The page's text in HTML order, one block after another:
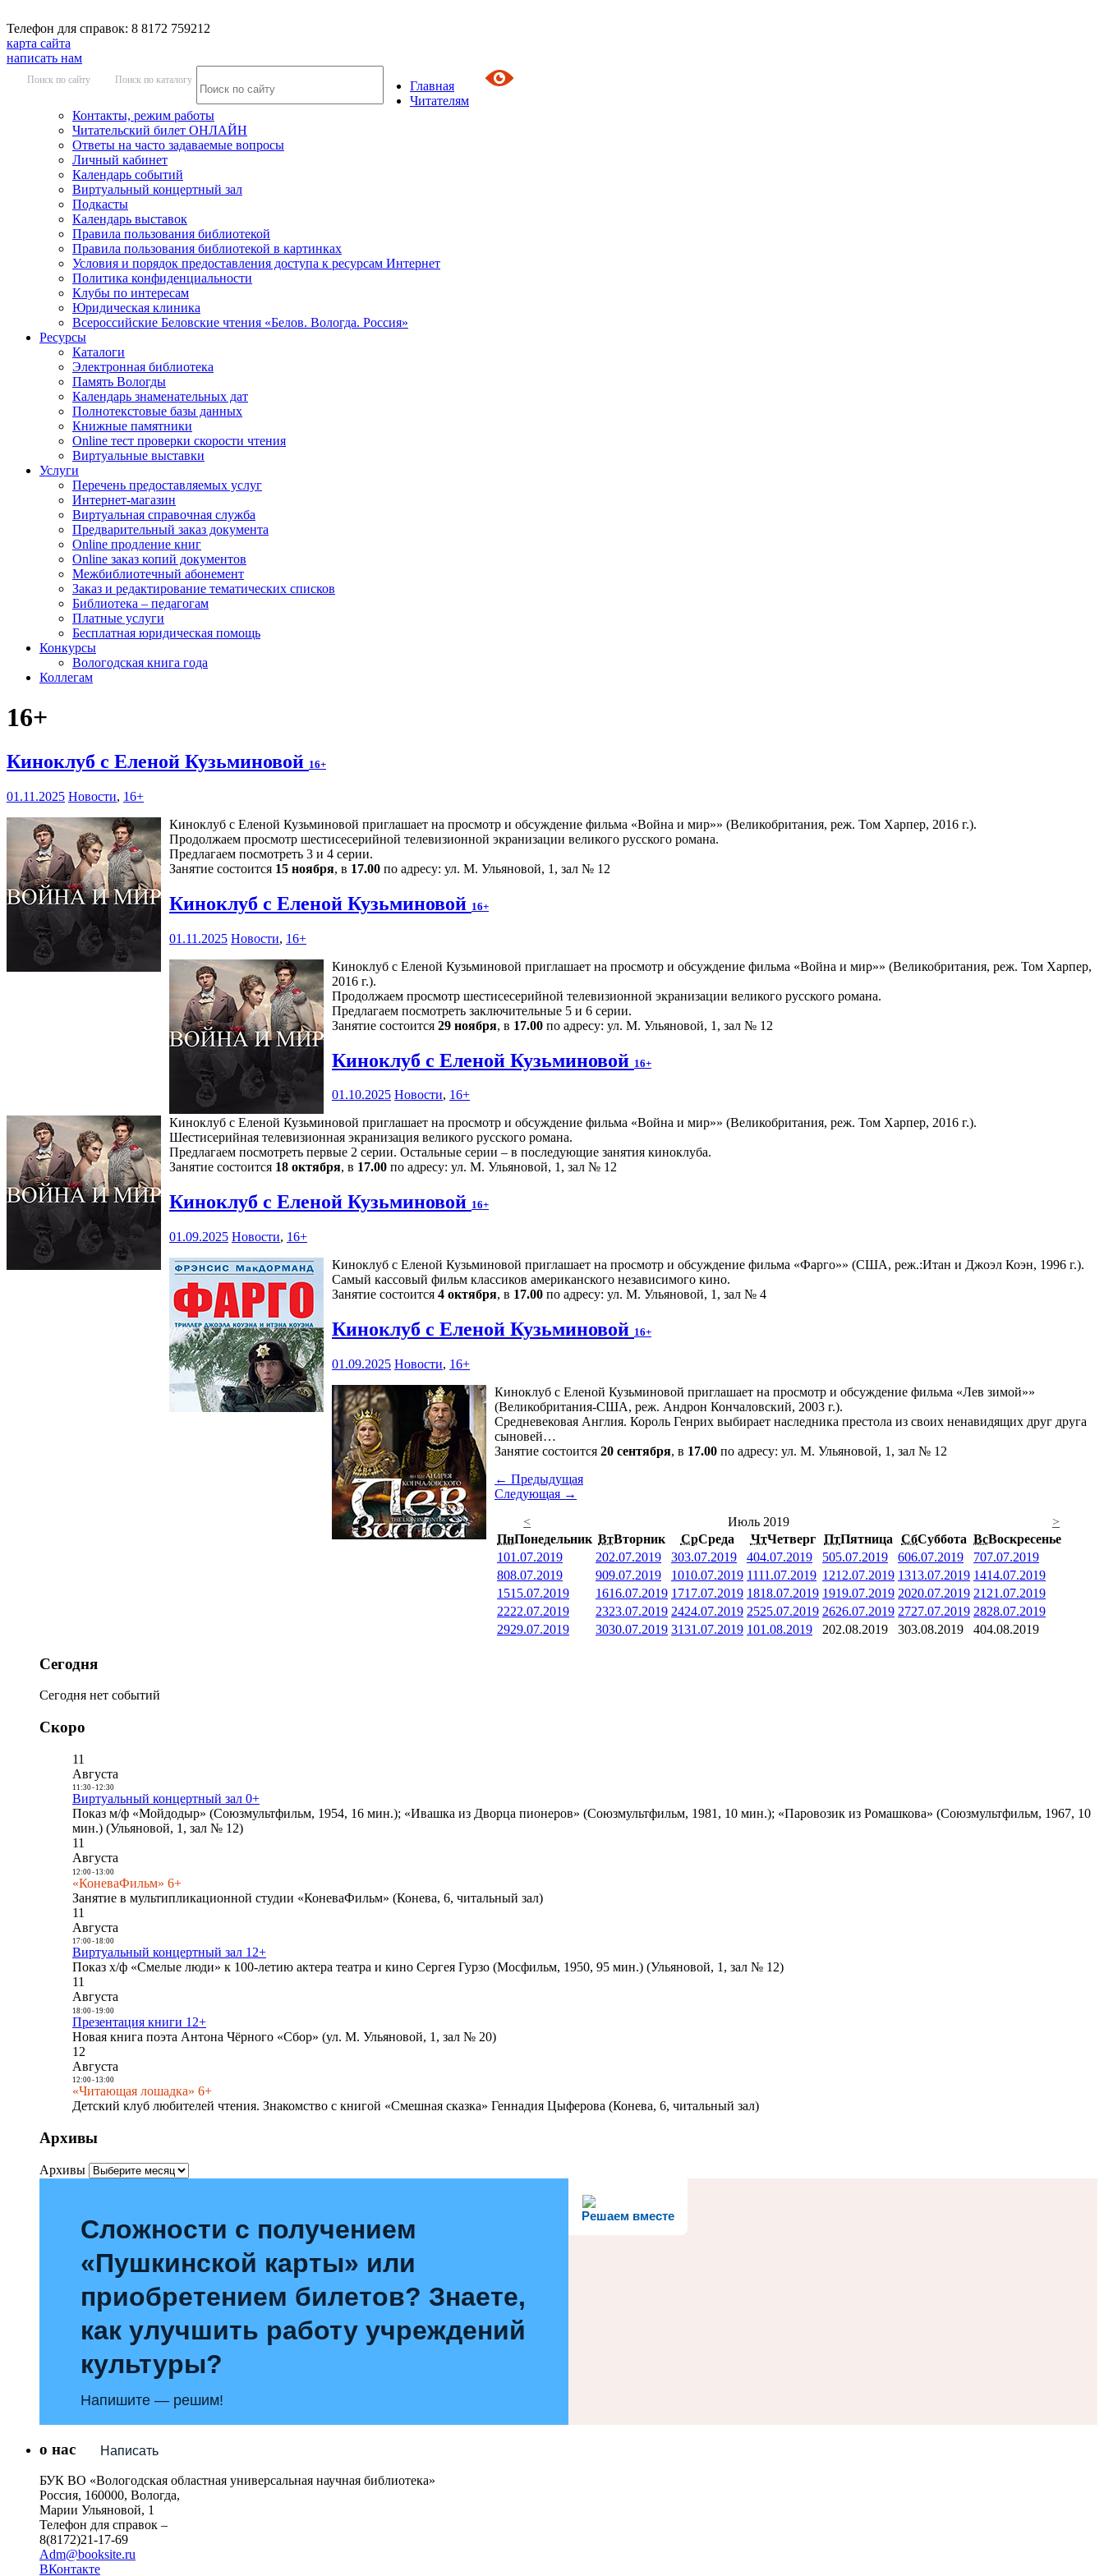
Телефон для справок: 8 8172 759212
карта сайта
написать нам
Поиск по сайту Поиск по каталогу
Главная
Читателям
Контакты, режим работы
Читательский билет ОНЛАЙН
Ответы на часто задаваемые вопросы
Личный кабинет
Календарь событий
Виртуальный концертный зал
Подкасты
Календарь выставок
Правила пользования библиотекой
Правила пользования библиотекой в картинках
Условия и порядок предоставления доступа к ресурсам Интернет
Политика конфиденциальности
Клубы по интересам
Юридическая клиника
Всероссийские Беловские чтения «Белов. Вологда. Россия»
Ресурсы
Каталоги
Электронная библиотека
Память Вологды
Календарь знаменательных дат
Полнотекстовые базы данных
Книжные памятники
Online тест проверки скорости чтения
Виртуальные выставки
Услуги
Перечень предоставляемых услуг
Интернет-магазин
Виртуальная справочная служба
Предварительный заказ документа
Online продление книг
Online заказ копий документов
Межбиблиотечный абонемент
Заказ и редактирование тематических списков
Библиотека – педагогам
Платные услуги
Бесплатная юридическая помощь
Конкурсы
Вологодская книга года
Коллегам
16+
Киноклуб с Еленой Кузьминовой 16+
01.11.2025 Новости, 16+
Киноклуб с Еленой Кузьминовой приглашает на просмотр и обсуждение фильма «Война и мир»» (Великобритания, реж. Том Харпер, 2016 г.).
Продолжаем просмотр шестисесерийной телевизионной экранизации великого русского романа.
Предлагаем посмотреть 3 и 4 серии.
Занятие состоится 15 ноября, в 17.00 по адресу: ул. М. Ульяновой, 1, зал № 12
Киноклуб с Еленой Кузьминовой 16+
01.11.2025 Новости, 16+
Киноклуб с Еленой Кузьминовой приглашает на просмотр и обсуждение фильма «Война и мир»» (Великобритания, реж. Том Харпер,
2016 г.).
Продолжаем просмотр шестисесерийной телевизионной экранизации великого русского романа.
Предлагаем посмотреть заключительные 5 и 6 серии.
Занятие состоится 29 ноября, в 17.00 по адресу: ул. М. Ульяновой, 1, зал № 12
Киноклуб с Еленой Кузьминовой 16+
01.10.2025 Новости, 16+
Киноклуб с Еленой Кузьминовой приглашает на просмотр и обсуждение фильма «Война и мир»» (Великобритания, реж. Том Харпер, 2016 г.).
Шестисерийная телевизионная экранизация великого русского романа.
Предлагаем посмотреть первые 2 серии. Остальные серии – в последующие занятия киноклуба.
Занятие состоится 18 октября, в 17.00 по адресу: ул. М. Ульяновой, 1, зал № 12
Киноклуб с Еленой Кузьминовой 16+
01.09.2025 Новости, 16+
Киноклуб с Еленой Кузьминовой приглашает на просмотр и обсуждение фильма «Фарго»» (США, реж.:Итан и Джоэл Коэн, 1996 г.).
Самый кассовый фильм классиков американского независимого кино.
Занятие состоится 4 октября, в 17.00 по адресу: ул. М. Ульяновой, 1, зал № 4
Киноклуб с Еленой Кузьминовой 16+
01.09.2025 Новости, 16+
Киноклуб с Еленой Кузьминовой приглашает на просмотр и обсуждение фильма «Лев зимой»»
(Великобритания-США, реж. Андрон Кончаловский, 2003 г.).
Средневековая Англия. Король Генрих выбирает наследника престола из своих ненавидящих друг друга
сыновей…
Занятие состоится 20 сентября, в 17.00 по адресу: ул. М. Ульяновой, 1, зал № 12
← Предыдущая
Следующая →
<
Июль 2019
>
ПнПонедельник ВтВторник СрСреда ЧтЧетверг ПтПятница СбСуббота ВсВоскресенье
101.07.2019 202.07.2019 303.07.2019 404.07.2019 505.07.2019 606.07.2019 707.07.2019
808.07.2019 909.07.2019 1010.07.2019 1111.07.2019 1212.07.2019 1313.07.2019 1414.07.2019
1515.07.2019 1616.07.2019 1717.07.2019 1818.07.2019 1919.07.2019 2020.07.2019 21 21.07.2019
2222.07.2019 2323.07.2019 2424.07.2019 2525.07.2019 2626.07.2019 2727.07.2019 2828.07.2019
2929.07.2019 3030.07.2019 3131.07.2019 101.08.2019 202.08.2019 303.08.2019 404.08.2019
Сегодня
Сегодня нет событий
Скоро
11
Августа
11:30- 12:30
Виртуальный концертный зал 0+
Показ м/ф «Мойдодыр» (Союзмультфильм, 1954, 16 мин.); «Ивашка из Дворца пионеров» (Союзмультфильм, 1981, 10 мин.); «Паровозик из Ромашкова» (Союзмультфильм, 1967, 10
мин.) (Ульяновой, 1, зал № 12)
11
Августа
12:00- 13:00
«КоневаФильм» 6+
Занятие в мультипликационной студии «КоневаФильм» (Конева, 6, читальный зал)
11
Августа
17:00- 18:00
Виртуальный концертный зал 12+
Показ х/ф «Смелые люди» к 100-летию актера театра и кино Сергея Гурзо (Мосфильм, 1950, 95 мин.) (Ульяновой, 1, зал № 12)
11
Августа
18:00- 19:00
Презентация книги 12+
Новая книга поэта Антона Чёрного «Сбор» (ул. М. Ульяновой, 1, зал № 20)
12
Августа
12:00- 13:00
«Читающая лошадка» 6+
Детский клуб любителей чтения. Знакомство с книгой «Смешная сказка» Геннадия Цыферова (Конева, 6, читальный зал)
Архивы
Архивы
Решаем вместе
Сложности с получением
«Пушкинской карты» или
приобретением билетов? Знаете,
как улучшить работу учреждений
культуры?
Напишите — решим!
Написать
о нас
БУК ВО «Вологодская областная универсальная научная библиотека»
Россия, 160000, Вологда,
Марии Ульяновой, 1
Телефон для справок –
8(8172)21-17-69
Adm@booksite.ru
ВКонтакте